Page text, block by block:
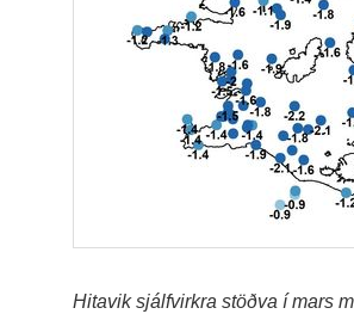
Hitavik sjálfvirkra stöðva í mars